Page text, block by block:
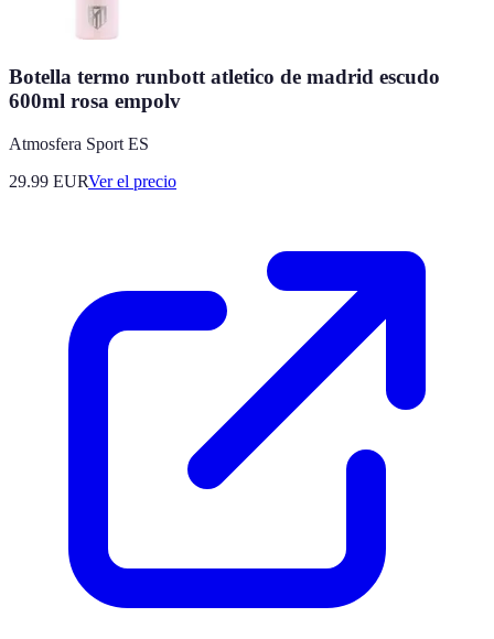
Botella termo runbott atletico de madrid escudo
600ml rosa empolv
Atmosfera Sport ES
29.99 EURVer el precio